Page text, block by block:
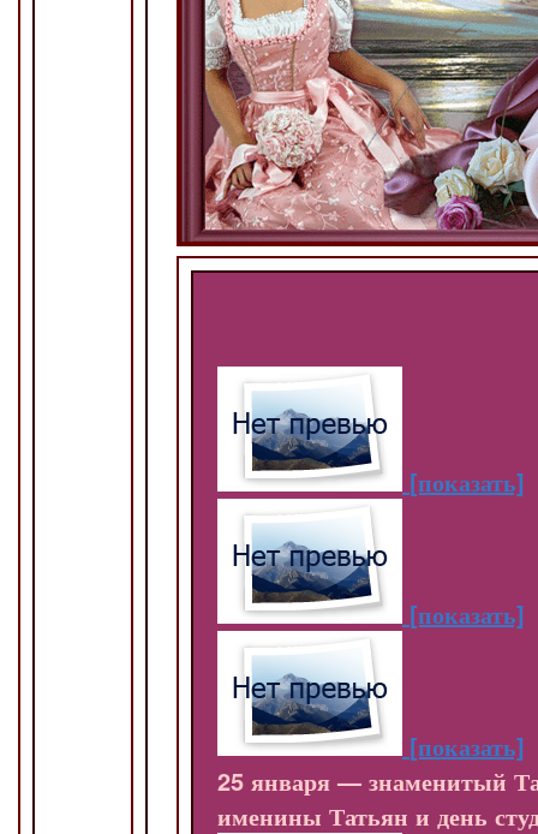
[показать]
[показать]
[показать]
25 января — знаменитый
именины Татьян и день